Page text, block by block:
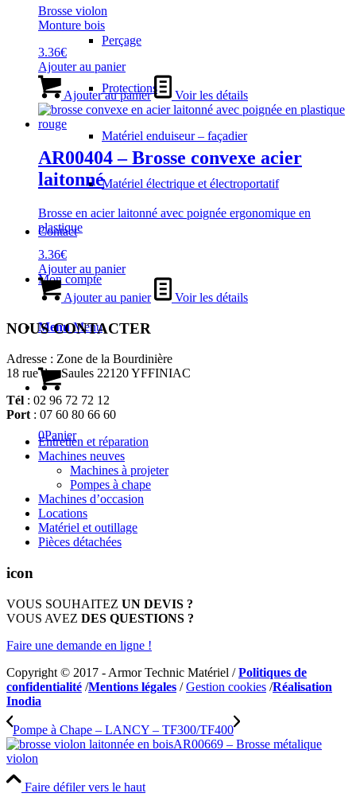
Perçage
Protections
Matériel enduiseur – façadier
Matériel électrique et électroportatif
Contact
Mon compte
Menu Menu
0Panier
Brosse violon
Monture bois
3.36€
Ajouter au panier
Ajouter au panier Voir les détails
AR00404 – Brosse convexe acier
laitonné
Brosse en acier laitonné avec poignée ergonomique en
plastique
3.36€
Ajouter au panier
Ajouter au panier Voir les détails
NOUS CONTACTER
Adresse : Zone de la Bourdinière
18 rue des Saules 22120 YFFINIAC
Tél : 02 96 72 72 12
Port : 07 60 80 66 60
Entretien et réparation
Machines neuves
Machines à projeter
Pompes à chape
Machines d’occasion
Locations
Matériel et outillage
Pièces détachées
icon
VOUS SOUHAITEZ UN DEVIS ?
VOUS AVEZ DES QUESTIONS ?
Faire une demande en ligne !
Copyright © 2017 - Armor Technic Matériel /Politiques de
confidentialité /Mentions légales /Gestion cookies /Réalisation
Inodia
Pompe à Chape – LANCY – TF300/TF400
AR00669 – Brosse métalique
violon
Faire défiler vers le haut